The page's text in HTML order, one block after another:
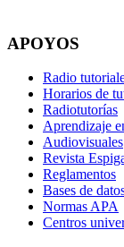
APOYOS
Radio
Horarios de
Radiotutorías
Aprendizaje
Audiovisuales
Revista
Reglamentos
Bases de
Normas APA
Centros